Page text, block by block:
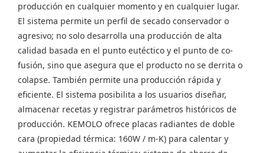
producción en cualquier momento y en cualquier lugar.
El sistema permite un perfil de secado conservador o
agresivo; no solo desarrolla una producción de alta
calidad basada en el punto eutéctico y el punto de co-
fusión, sino que asegura que el producto no se derrita o
colapse. También permite una producción rápida y
eficiente. El sistema posibilita a los usuarios diseñar,
almacenar recetas y registrar parámetros históricos de
producción. KEMOLO ofrece placas radiantes de doble
cara (propiedad térmica: 160W / m-K) para calentar y